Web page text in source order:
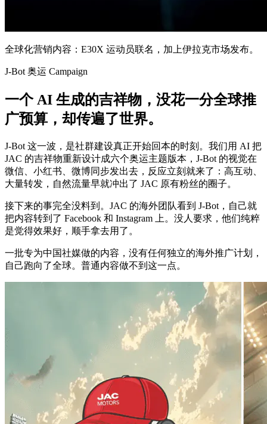
全球化营销内容：E30X 运动员联名，加上伊拉克市场发布。
J-Bot 奥运 Campaign
一个 AI 生成的吉祥物，没花一分全球推
广预算，却传遍了世界。
J-Bot 这一波，是社群建设真正开始回本的时刻。我们用 AI 把
JAC 的吉祥物重新设计成六个奥运主题版本，J-Bot 的视觉在
微信、小红书、微博同步发出去，反应立刻就来了：高互动、
大量转发，自然流量早就冲出了 JAC 原有粉丝的圈子。
接下来的事完全没料到。JAC 的海外团队看到 J-Bot，自己就
把内容转到了 Facebook 和 Instagram 上。没人要求，他们纯粹
是觉得效果好，顺手拿去用了。
一批专为中国社媒做的内容，没有任何独立的海外推广计划，
自己跑向了全球。普通内容做不到这一点。